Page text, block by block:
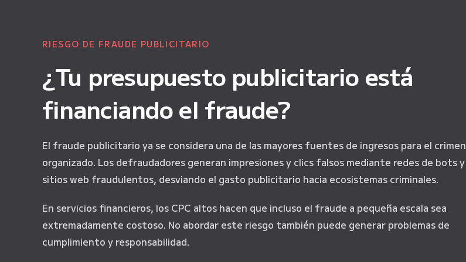
RIESGO DE FRAUDE PUBLICITARIO
¿Tu presupuesto publicitario está
financiando el fraude?
El fraude publicitario ya se considera una de las mayores fuentes de ingresos para el crimen
organizado. Los defraudadores generan impresiones y clics falsos mediante redes de bots y
sitios web fraudulentos, desviando el gasto publicitario hacia ecosistemas criminales.
En servicios financieros, los CPC altos hacen que incluso el fraude a pequeña escala sea
extremadamente costoso. No abordar este riesgo también puede generar problemas de
cumplimiento y responsabilidad.